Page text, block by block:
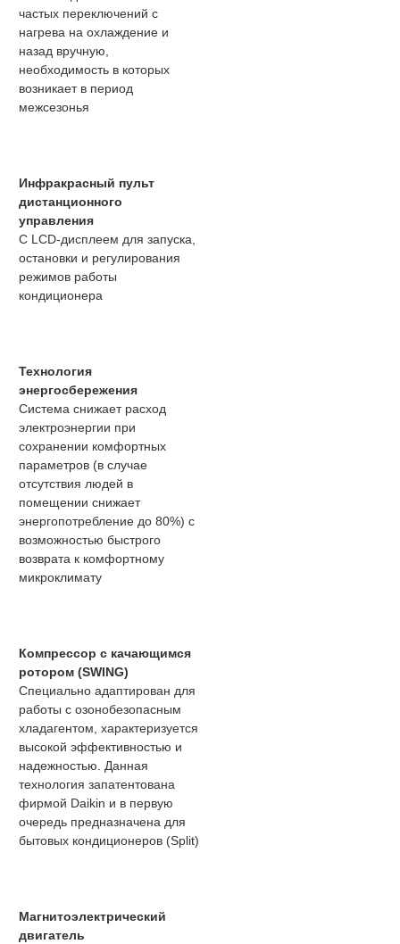
частых переключений с
нагрева на охлаждение и
назад вручную,
необходимость в которых
возникает в период
межсезонья
Инфракрасный пульт
дистанционного
управления
С LCD-дисплеем для запуска,
остановки и регулирования
режимов работы
кондиционера
Технология
энергосбережения
Система снижает расход
электроэнергии при
сохранении комфортных
параметров (в случае
отсутствия людей в
помещении снижает
энергопотребление до 80%) с
возможностью быстрого
возврата к комфортному
микроклимату
Компрессор с качающимся
ротором (SWING)
Специально адаптирован для
работы с озонобезопасным
хладагентом, характеризуется
высокой эффективностью и
надежностью. Данная
технология запатентована
фирмой Daikin и в первую
очередь предназначена для
бытовых кондиционеров (Split)
Магнитоэлектрический
двигатель